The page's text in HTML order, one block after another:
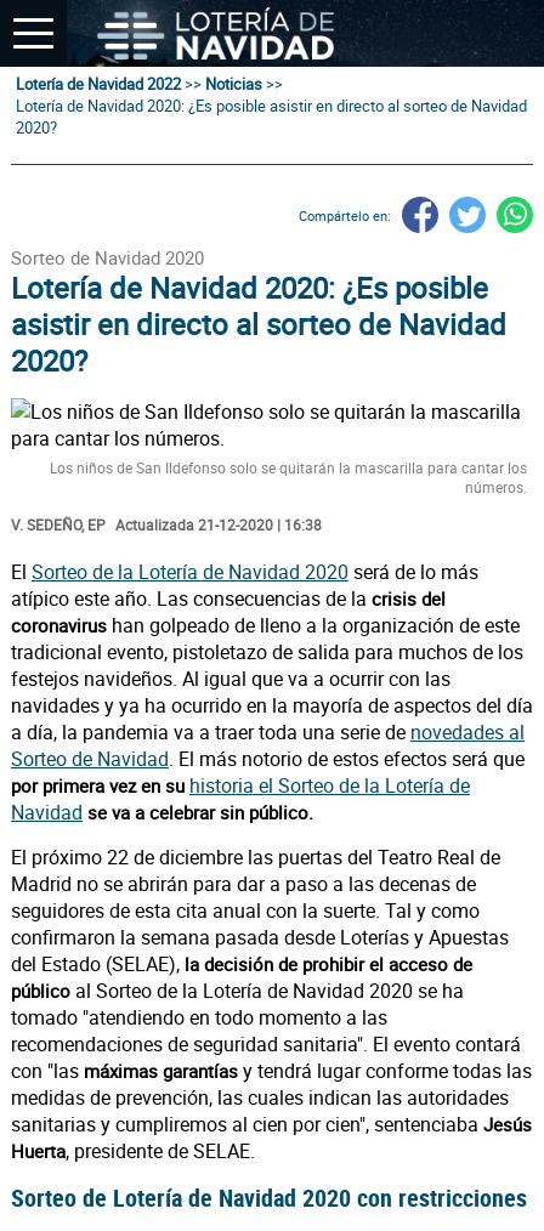
Lotería de Navidad 2022>> Noticias>>
Lotería de Navidad 2020: ¿Es posible asistir en directo al sorteo de Navidad
2020?
Compártelo en:
Sorteo de Navidad 2020
Lotería de Navidad 2020: ¿Es posible
asistir en directo al sorteo de Navidad
2020?
Los niños de San Ildefonso solo se quitarán la mascarilla para cantar los
números.
V. SEDEÑO, EP Actualizada 21-12-2020 | 16:38
El Sorteo de la Lotería de Navidad 2020 será de lo más
atípico este año. Las consecuencias de la crisis del
coronavirushan golpeado de lleno a la organización de este
tradicional evento, pistoletazo de salida para muchos de los
festejos navideños. Al igual que va a ocurrir con las
navidades y ya ha ocurrido en la mayoría de aspectos del día
a día, la pandemia va a traer toda una serie de novedades al
Sorteo de Navidad. El más notorio de estos efectos será que
por primera vez en su historia el Sorteo de la Lotería de
Navidad se va a celebrar sin público.
El próximo 22 de diciembre las puertas del Teatro Real de
Madrid no se abrirán para dar a paso a las decenas de
seguidores de esta cita anual con la suerte. Tal y como
confirmaron la semana pasada desde Loterías y Apuestas
del Estado (SELAE), la decisión de prohibir el acceso de
públicoal Sorteo de la Lotería de Navidad 2020 se ha
tomado "atendiendo en todo momento a las
recomendaciones de seguridad sanitaria". El evento contará
con "las máximas garantías y tendrá lugar conforme todas las
medidas de prevención, las cuales indican las autoridades
sanitarias y cumpliremos al cien por cien", sentenciaba Jesús
Huerta, presidente de SELAE.
Sorteo de Lotería de Navidad 2020 con restricciones